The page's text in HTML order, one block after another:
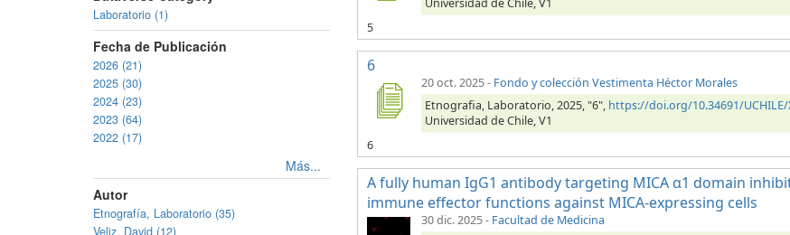
Laboratorio (1)
Fecha de Publicación
2026 (21)
2025 (30)
2024 (23)
2023 (64)
2022 (17)
Más...
Autor
Etnografía, Laboratorio (35)
Veliz, David (12)
Universidad de Chile, V1
5
6
20 oct. 2025- Fondo y colección Vestimenta Héctor Morales
Etnografia, Laboratorio, 2025, "6", https://doi.org/10.34691/UCHILE/
Universidad de Chile, V1
6
A fully human IgG1 antibody targeting MICA α1 domain
immune effector functions against MICA-expressing cells
30 dic. 2025- Facultad de Medicina